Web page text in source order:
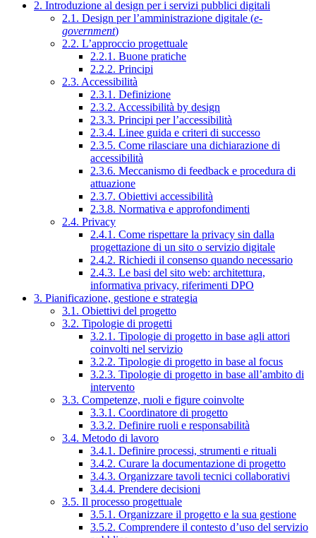
2. Introduzione al design per i servizi pubblici digitali
2.1. Design per l’amministrazione digitale (e-
government)
2.2. L’approccio progettuale
2.2.1. Buone pratiche
2.2.2. Principi
2.3. Accessibilità
2.3.1. Definizione
2.3.2. Accessibilità by design
2.3.3. Principi per l’accessibilità
2.3.4. Linee guida e criteri di successo
2.3.5. Come rilasciare una dichiarazione di
accessibilità
2.3.6. Meccanismo di feedback e procedura di
attuazione
2.3.7. Obiettivi accessibilità
2.3.8. Normativa e approfondimenti
2.4. Privacy
2.4.1. Come rispettare la privacy sin dalla
progettazione di un sito o servizio digitale
2.4.2. Richiedi il consenso quando necessario
2.4.3. Le basi del sito web: architettura,
informativa privacy, riferimenti DPO
3. Pianificazione, gestione e strategia
3.1. Obiettivi del progetto
3.2. Tipologie di progetti
3.2.1. Tipologie di progetto in base agli attori
coinvolti nel servizio
3.2.2. Tipologie di progetto in base al focus
3.2.3. Tipologie di progetto in base all’ambito di
intervento
3.3. Competenze, ruoli e figure coinvolte
3.3.1. Coordinatore di progetto
3.3.2. Definire ruoli e responsabilità
3.4. Metodo di lavoro
3.4.1. Definire processi, strumenti e rituali
3.4.2. Curare la documentazione di progetto
3.4.3. Organizzare tavoli tecnici collaborativi
3.4.4. Prendere decisioni
3.5. Il processo progettuale
3.5.1. Organizzare il progetto e la sua gestione
3.5.2. Comprendere il contesto d’uso del servizio